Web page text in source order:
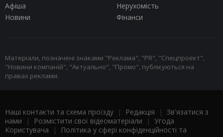
Афіша
Нерухомість
Новини
Фінанси
Матеріали, позначені знаками "Реклама", "PR", "Спецпроект",
"Новини компаній", "Актуально", "Промо", публікуються на
правах реклами.
Наші контакти та схема проїзду | Редакція | Зв'язатися з
нами | Розмістити свої відеоматеріали | Угода
Користувача |
Політика у сфері конфіденційності та